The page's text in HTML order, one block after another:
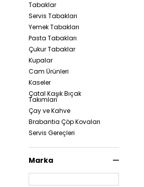
Tabaklar
Servis Tabakları
Yemek Tabakları
Pasta Tabakları
Çukur Tabaklar
Kupalar
Cam Ürünleri
Kaseler
Çatal Kaşık Bıçak
Takımları
Çay ve Kahve
Brabantia Çöp Kovaları
Servis Gereçleri
Marka